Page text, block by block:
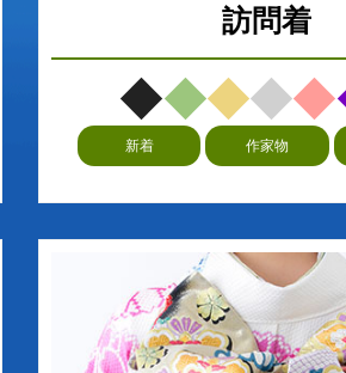
訪問着
新着 作家物